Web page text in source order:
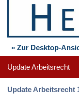
» Zur Desktop-
Update Arbeitsrecht
Update Arbeitsrecht